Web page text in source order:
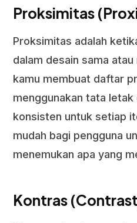
Proksimitas
Proksimitas adalah
dalam desain sama
kamu membuat daftar
menggunakan tata letak
konsisten untuk setiap
mudah bagi pengguna
menemukan apa yang
Kontras